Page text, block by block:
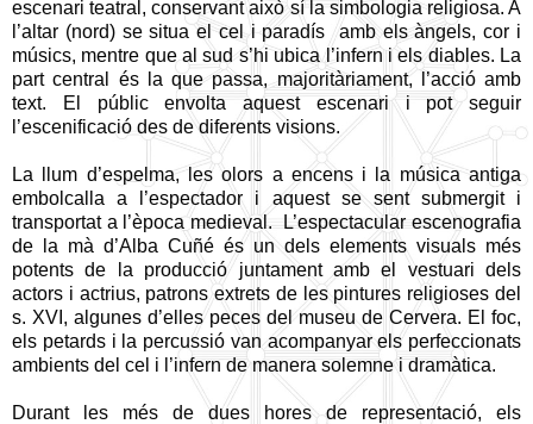
escenari teatral, conservant això sí la simbologia religiosa. A
l’altar (nord) se situa el cel i paradís
amb els àngels, cor i
músics, mentre que al sud s’hi ubica l’infern i els diables. La
part central és la que passa, majoritàriament, l’acció amb
text. El públic envolta aquest escenari i pot seguir
l’escenificació des de diferents visions.
La llum d’espelma, les olors a encens i la música antiga
embolcalla a l’espectador i aquest se sent submergit i
transportat a l’època medieval.
L’espectacular escenografia
de la mà d’Alba Cuñé és un dels elements visuals més
potents de la producció juntament amb el vestuari dels
actors i actrius, patrons extrets de les pintures religioses del
s. XVI, algunes d’elles peces del museu de Cervera. El foc,
els petards i la percussió van acompanyar els perfeccionats
ambients del cel i l’infern de manera solemne i dramàtica.
Durant les més de dues hores de representació, els